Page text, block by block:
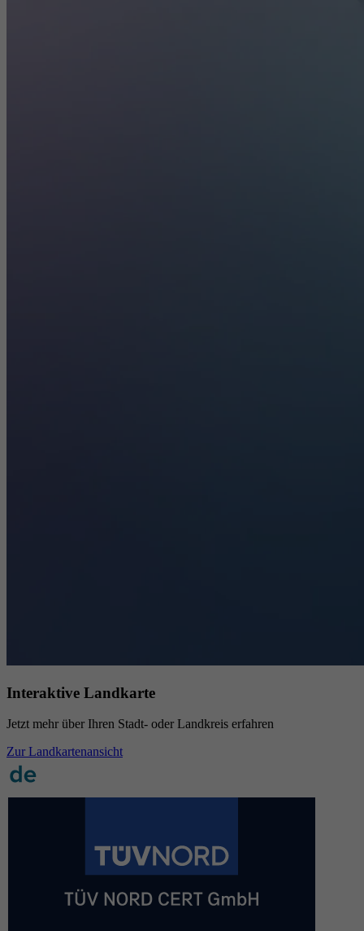
Interaktive Landkarte
Jetzt mehr über Ihren Stadt- oder Landkreis erfahren
Zur Landkartenansicht